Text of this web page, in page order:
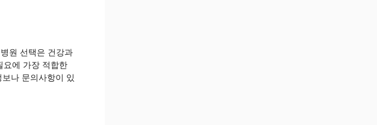
원 선택은 건강과
요에 가장 적합한
나 문의사항이 있